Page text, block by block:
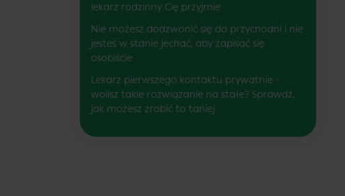
lekarz rodzinny Cię przyjmie
Nie możesz dodzwonić się do przychodni i nie
jesteś w stanie jechać, aby zapisać się
osobiście
Lekarz pierwszego kontaktu prywatnie -
wolisz takie rozwiązanie na stałe? Sprawdź,
jak możesz zrobić to taniej